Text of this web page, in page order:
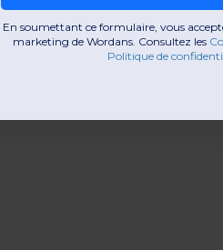
En soumettant ce formulaire, vous
marketing de Wordans. Consultez les
Politique de